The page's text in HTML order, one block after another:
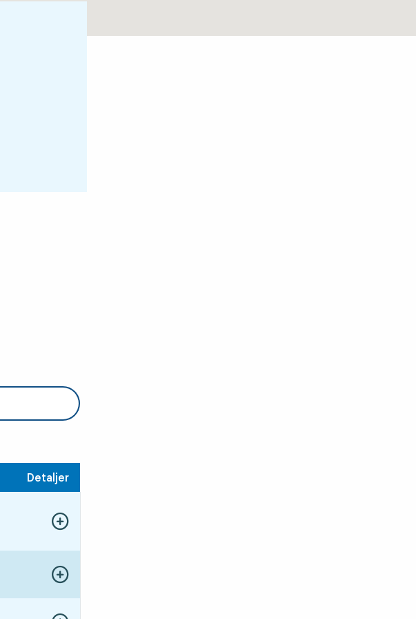
Detaljer
Visa fler detaljer
Visa fler detaljer